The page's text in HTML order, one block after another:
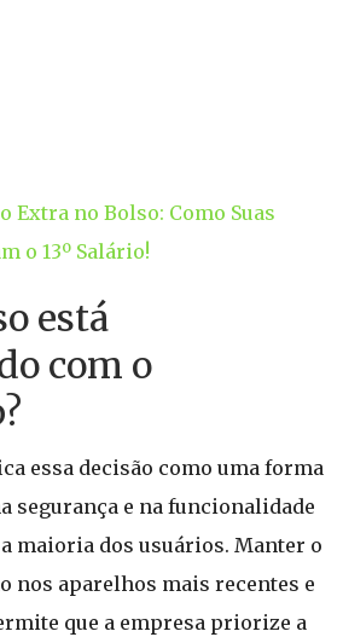
Extra no Bolso: Como Suas
o 13º Salário!
está
com o
essa decisão como uma forma
segurança e na funcionalidade
maioria dos usuários. Manter o
nos aparelhos mais recentes e
que a empresa priorize a